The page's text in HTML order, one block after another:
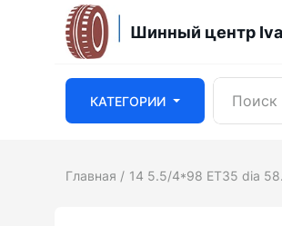
Шинный центр
КАТЕГОРИИ
Главная 14 5.5/4*98 ET35 dia